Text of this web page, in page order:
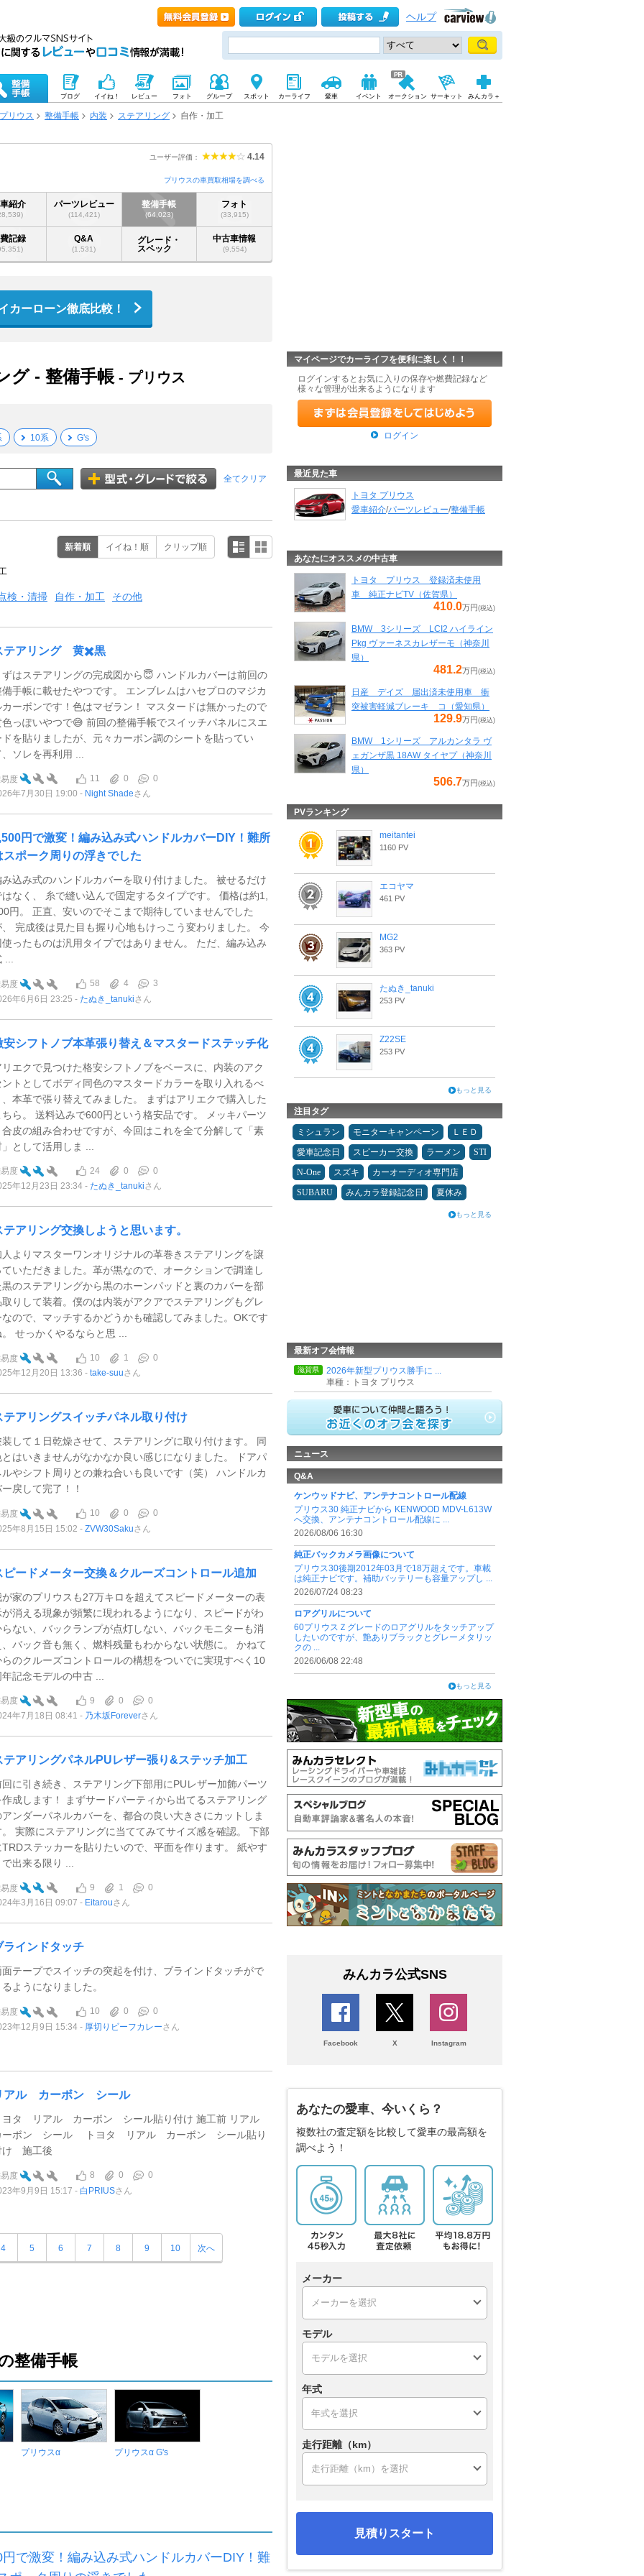
ヘルプ
ブログ イイね！ レビュー フォト グループ スポット カーライフ 愛車 イベント オークション サーキット みんカラ＋
プリウス 整備手帳 内装 ステアリング 自作・加工
ユーザー評価： 4.14
プリウスの車買取相場を調べる
紹介 パーツレビュー
(114,421)
整備手帳
(64,023)
フォト
(33,915)
記録 Q&A
(1,531)
グレード・
スペック
中古車情報
(9,554)
カーローン徹底比較！
グ - 整備手帳 - プリウス
10系 G's
全てクリア
新着順 イイね！順 クリップ順
検・清掃 自作・加工 その他
テアリング 黄✖️黒
ずはステアリングの完成図から😇 ハンドルカバーは前回の
備手帳に載せたやつです。 エンブレムはハセプロのマジカ
カーボンです！色はマゼラン！ マスタードは無かったので
色っぽいやつで😅 前回の整備手帳でスイッチパネルにスエ
ドを貼りましたが、元々カーボン調のシートを貼ってい
ソレを再利用 ...
度 11 0
0
年7月30日 19:00
Night Shadeさん
円で激変！編み込み式ハンドルカバーDIY！難所
スポーク周りの浮きでした
み込み式のハンドルカバーを取り付けました。 被せるだけ
はなく、 糸で縫い込んで固定するタイプです。 価格は約1,
円。 正直、安いのでそこまで期待していませんでした
、 完成後は見た目も握り心地もけっこう変わりました。 今
使ったものは汎用タイプではありません。 ただ、編み込み
...
度 58 4
3
年6月6日 23:25
たぬき_tanukiさん
安シフトノブ本革張り替え＆マスタードステッチ化
リエクで見つけた格安シフトノブをベースに、内装のアク
ントとしてボディ同色のマスタードカラーを取り入れるべ
、本革で張り替えてみました。 まずはアリエクで購入した
ちら。 送料込みで600円という格安品です。 メッキパーツ
合皮の組み合わせですが、今回はこれを全て分解して「素
として活用しま ...
度 24 0
0
年12月23日 23:34
たぬき_tanukiさん
テアリング交換しようと思います。
人よりマスターワンオリジナルの革巻きステアリングを譲
ていただきました。革が黒なので、オークションで調達し
黒のステアリングから黒のホーンパッドと裏のカバーを部
取りして装着。僕のは内装がアクアでステアリングもグレ
なので、マッチするかどうかも確認してみました。OKです
せっかくやるならと思 ...
度 10 1
0
年12月20日 13:36
take-suuさん
テアリングスイッチパネル取り付け
装して１日乾燥させて、ステアリングに取り付けます。 同
とはいきませんがなかなか良い感じになりました。 ドアパ
ルやシフト周りとの兼ね合いも良いです（笑） ハンドルカ
戻して完了！！
度 10 0
0
年8月15日 15:02
ZVW30Sakuさん
ピードメーター交換＆クルーズコントロール追加
が家のプリウスも27万キロを超えてスピードメーターの表
が消える現象が頻繁に現われるようになり、スピードがわ
らない、バックランプが点灯しない、バックモニターも消
、バック音も無く、燃料残量もわからない状態に。 かねて
らのクルーズコントロールの構想をついでに実現すべく10
記念モデルの中古 ...
度 9 0
0
年7月18日 08:41
乃木坂Foreverさん
テアリングパネルPUレザー張り&ステッチ加工
回に引き続き、ステアリング下部用にPUレザー加飾パーツ
作成します！ まずサードパーティから出てるステアリング
アンダーパネルカバーを、都合の良い大きさにカットしま
。 実際にステアリングに当ててみてサイズ感を確認。 下部
TRDステッカーを貼りたいので、平面を作ります。 紙やす
出来る限り ...
度 9 1
0
年3月16日 09:07
Eitarouさん
ラインドタッチ
面テープでスイッチの突起を付け、ブラインドタッチがで
ようになりました。
度 10 0
0
年12月9日 15:34
厚切りビーフカレーさん
アル カーボン シール
ヨタ リアル カーボン シール貼り付け 施工前 リアル
ーボン シール トヨタ リアル カーボン シール貼り
け 施工後
度 8 0
0
年9月9日 15:17
白PRIUSさん
4 5 6 7 8 9 10 次へ
整備手帳
プリウスα プリウスα G's
で激変！編み込み式ハンドルカバーDIY！難
マイページでカーライフを便利に楽しく！！
ログインするとお気に入りの保存や燃費記録など
様々な管理が出来るようになります
ログイン
最近見た車
トヨタ プリウス
愛車紹介/パーツレビュー/整備手帳
あなたにオススメの中古車
トヨタ プリウス 登録済未使用
車 純正ナビTV（佐賀県）
410.0万円 (税込)
BMW 3シリーズ LCI2 ハイライン
Pkg ヴァーネスカレザーモ（神奈川
県）
481.2万円 (税込)
日産 デイズ 届出済未使用車 衝
突被害軽減ブレーキ コ（愛知県）
129.9万円 (税込)
BMW 1シリーズ アルカンタラ ヴ
ェガンザ黒 18AW タイヤプ（神奈川
県）
506.7万円 (税込)
PVランキング
meitantei
1160 PV
エコヤマ
461 PV
MG2
363 PV
たぬき_tanuki
253 PV
Z22SE
253 PV
もっと見る
注目タグ
ミシュラン モニターキャンペーン
ＬＥＤ
愛車記念日
スピーカー交換 ラーメン
STI
N-One
スズキ
カーオーディオ専門店
SUBARU
みんカラ登録記念日 夏休み
もっと見る
最新オフ会情報
滋賀県
2026年新型プリウス勝手に ...
車種：トヨタ プリウス
ニュース
Q&A
ケンウッドナビ、アンテナコントロール配線
プリウス30 純正ナビから KENWOOD MDV-L613W
へ交換、アンテナコントロール配線に ...
2026/08/06 16:30
純正バックカメラ画像について
プリウス30後期2012年03月で18万超えです。車載
は純正ナビです。補助バッテリーも容量アップし ...
2026/07/24 08:23
ロアグリルについて
60プリウスＺグレードのロアグリルをタッチアップ
したいのですが、艶ありブラックとグレーメタリッ
クの ...
2026/06/08 22:48
もっと見る
みんカラ公式SNS
Facebook X Instagram
あなたの愛車、今いくら？
複数社の査定額を比較して愛車の最高額を
調べよう！
メーカー
モデル
年式
走行距離（km）
見積りスタート